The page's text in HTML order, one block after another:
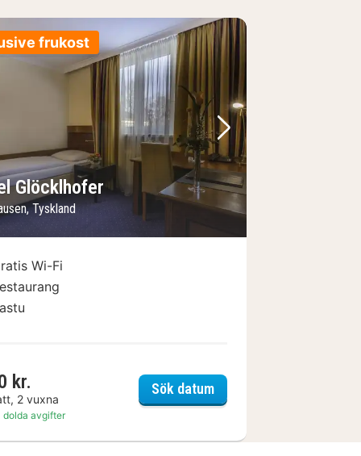
frukost
bild
Nästa bild
Glöcklhofer
Tyskland
Wi-Fi
kr.
2 vuxna
dolda avgifter
Sök datumHotel Glöcklhofer